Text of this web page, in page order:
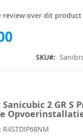
review over dit product
SKU
2 GR S
R4STDIP68NM